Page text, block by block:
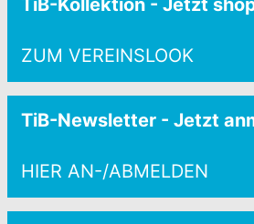
TiB-Kollektion - Jetzt
ZUM VEREINSLOOK
TiB-Newsletter - Jetzt
HIER AN-/ABMELDEN